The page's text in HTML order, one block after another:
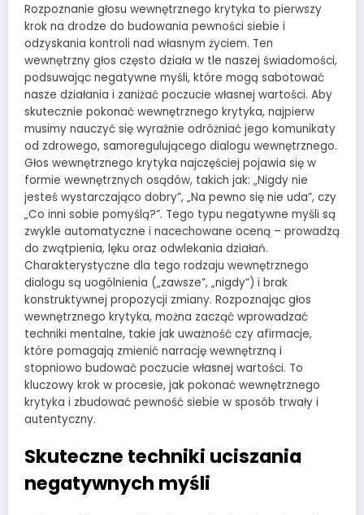
Rozpoznanie głosu wewnętrznego krytyka to pierwszy
krok na drodze do budowania pewności siebie i
odzyskania kontroli nad własnym życiem. Ten
wewnętrzny głos często działa w tle naszej świadomości,
podsuwając negatywne myśli, które mogą sabotować
nasze działania i zaniżać poczucie własnej wartości. Aby
skutecznie pokonać wewnętrznego krytyka, najpierw
musimy nauczyć się wyraźnie odróżniać jego komunikaty
od zdrowego, samoregulującego dialogu wewnętrznego.
Głos wewnętrznego krytyka najczęściej pojawia się w
formie wewnętrznych osądów, takich jak: „Nigdy nie
jesteś wystarczająco dobry”, „Na pewno się nie uda”, czy
„Co inni sobie pomyślą?”. Tego typu negatywne myśli są
zwykle automatyczne i nacechowane oceną – prowadzą
do zwątpienia, lęku oraz odwlekania działań.
Charakterystyczne dla tego rodzaju wewnętrznego
dialogu są uogólnienia („zawsze”, „nigdy”) i brak
konstruktywnej propozycji zmiany. Rozpoznając głos
wewnętrznego krytyka, można zacząć wprowadzać
techniki mentalne, takie jak uważność czy afirmacje,
które pomagają zmienić narrację wewnętrzną i
stopniowo budować poczucie własnej wartości. To
kluczowy krok w procesie, jak pokonać wewnętrznego
krytyka i zbudować pewność siebie w sposób trwały i
autentyczny.
Skuteczne techniki uciszania
negatywnych myśli